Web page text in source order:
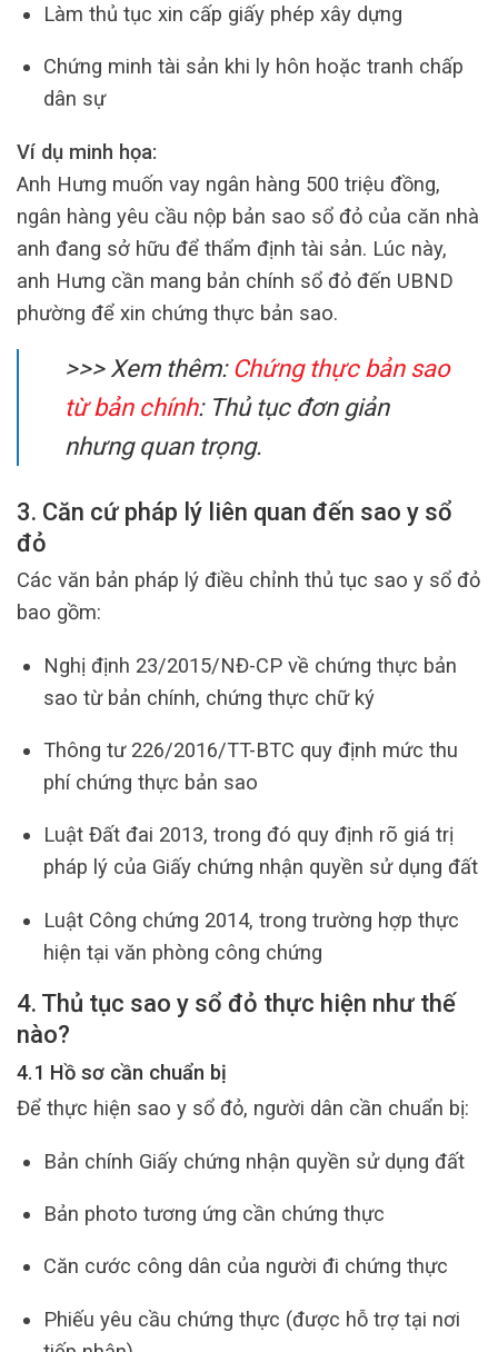
Làm thủ tục xin cấp giấy phép xây dựng
Chứng minh tài sản khi ly hôn hoặc tranh chấp
dân sự
Ví dụ minh họa:
Anh Hưng muốn vay ngân hàng 500 triệu đồng,
ngân hàng yêu cầu nộp bản sao sổ đỏ của căn nhà
anh đang sở hữu để thẩm định tài sản. Lúc này,
anh Hưng cần mang bản chính sổ đỏ đến UBND
phường để xin chứng thực bản sao.
>>> Xem thêm: Chứng thực bản sao
từ bản chính: Thủ tục đơn giản
nhưng quan trọng.
3. Căn cứ pháp lý liên quan đến sao y sổ
đỏ
Các văn bản pháp lý điều chỉnh thủ tục sao y sổ đỏ
bao gồm:
Nghị định 23/2015/NĐ-CP về chứng thực bản
sao từ bản chính, chứng thực chữ ký
Thông tư 226/2016/TT-BTC quy định mức thu
phí chứng thực bản sao
Luật Đất đai 2013, trong đó quy định rõ giá trị
pháp lý của Giấy chứng nhận quyền sử dụng đất
Luật Công chứng 2014, trong trường hợp thực
hiện tại văn phòng công chứng
4. Thủ tục sao y sổ đỏ thực hiện như thế
nào?
4.1 Hồ sơ cần chuẩn bị
Để thực hiện sao y sổ đỏ, người dân cần chuẩn bị:
Bản chính Giấy chứng nhận quyền sử dụng đất
Bản photo tương ứng cần chứng thực
Căn cước công dân của người đi chứng thực
Phiếu yêu cầu chứng thực (được hỗ trợ tại nơi